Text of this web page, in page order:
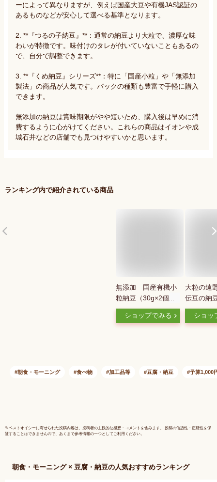
ーによって異なりますが、例えば国産大豆や有機JAS認証の
あるものなどが安心して選べる基準となります。
2. **『つるの子納豆』**：通常の納豆より大粒で、濃厚な味
わいが特徴です。味付けのタレが付いていないこともあるの
で、自分で調整できます。
3. **『くめ納豆』シリーズ**：特に「国産小粒」や「無添加
製法」の商品が人気です。パックの種類も豊富で手軽に購入
できます。
無添加の納豆は賞味期限がやや短いため、購入後は早めに消
費するように心がけてください。これらの商品はイオンや成
城石井などの店舗でも見つけやすいかと思います。
ランキング内で紹介されている商品
無添加 国産有機小
粒納豆（30g×2個
入)×2パック★冷蔵品
★クール冷蔵便★有
ショップでみる
大粒の遠
伝豆の納
豆・豆』
ず）
粒の食べ
ごはんの
ショッ
朝食・モーニング 食べ物 加工品等 豆腐・納豆 予算1,000
※ベストオイシーに寄せられた投稿内容は、投稿者の主観的な感想・コメントを含みます。 投稿の信憑性・正確性を保
証することはできませんので、あくまで参考情報の一つとしてご利用ください。
朝食・モーニング × 豆腐・納豆の人気おすすめランキング